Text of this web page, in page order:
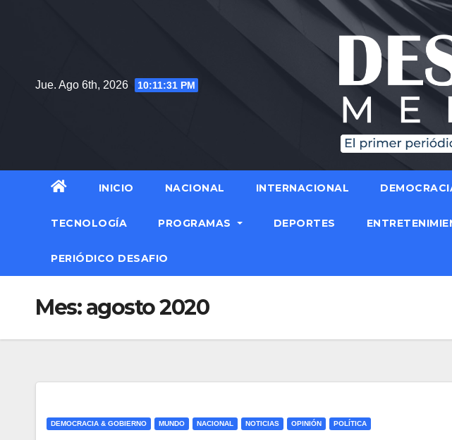
Jue. Ago 6th, 2026 10:11:32 PM
INICIO NACIONAL INTERNACIONAL
TECNOLOGÍA PROGRAMAS DEPORTES
PERIÓDICO DESAFIO
Mes:agosto 2020
DEMOCRACIA & GOBIERNO MUNDO NACIONAL NOTICIAS OPINIÓN POLÍTICA